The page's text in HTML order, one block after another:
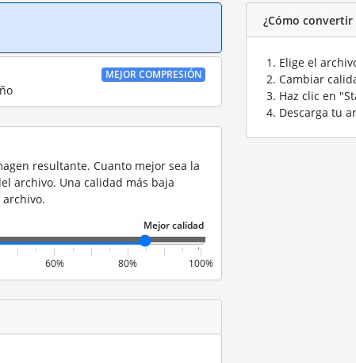
MEJOR COMPRESIÓN
resultante. Cuanto mejor sea la
archivo. Una calidad más baja
60% 80% 100%
¿Cómo convertir
Elige el
Cambiar
Haz clic en
Descarga tu